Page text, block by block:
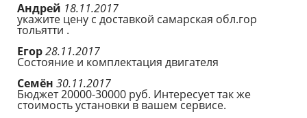
Андрей 18.11.2017
укажите цену с доставкой самарская обл.гор
тольятти .
Егор28.11.2017
Состояние и комплектация двигателя
Семён 30.11.2017
Бюджет 20000-30000 руб. Интересует так же
стоимость установки в вашем сервисе.